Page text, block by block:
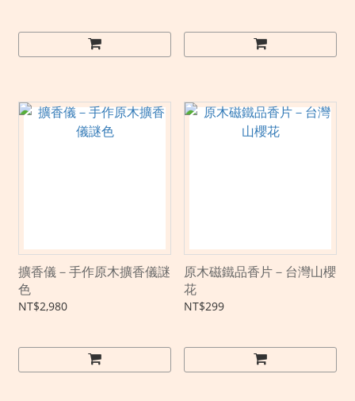
擴香儀－手作原木擴香儀謎
色
NT$2,980
原木磁鐵品香片－台灣山櫻
花
NT$299